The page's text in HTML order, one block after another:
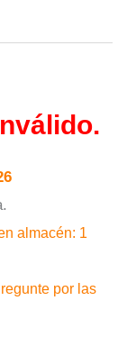
almacén: 1
por las